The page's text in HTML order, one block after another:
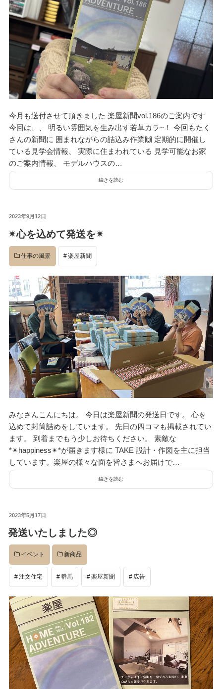
今月も送付させて頂きました 楽屋新聞vol.186のご案内です
今回は、、 明るい雰囲気を生み出す若草カラ~！ 今回もたく
さんの新聞に 囲まれながらの詰込み作業🙌 定期的に開催し
ている見学会情報、 実際に住まわれている 見学可能なお家
のご案内情報、 モデルハウスの…
続きを読む
投
日:
2023年9月12日
✴︎心を込めて発送を✴︎
仕事の風景 楽屋新聞
みなさんこんにちは。 今日は楽屋新聞の発送日です。 心を
込めて封筒詰めをしています。 先日の四コマも掲載されてい
ます。 到着までもう少しお待ちください。 素敵な
*✴︎happiness✴︎*が届きます様に TAKE 設計・作図を主に担当
しています。楽屋の様々な面を皆さまへお届けで…
続きを読む
投
日:
2023年5月17日
発送いたしました◎
イベント 新商品
注文住宅 群馬 楽屋新聞 広告